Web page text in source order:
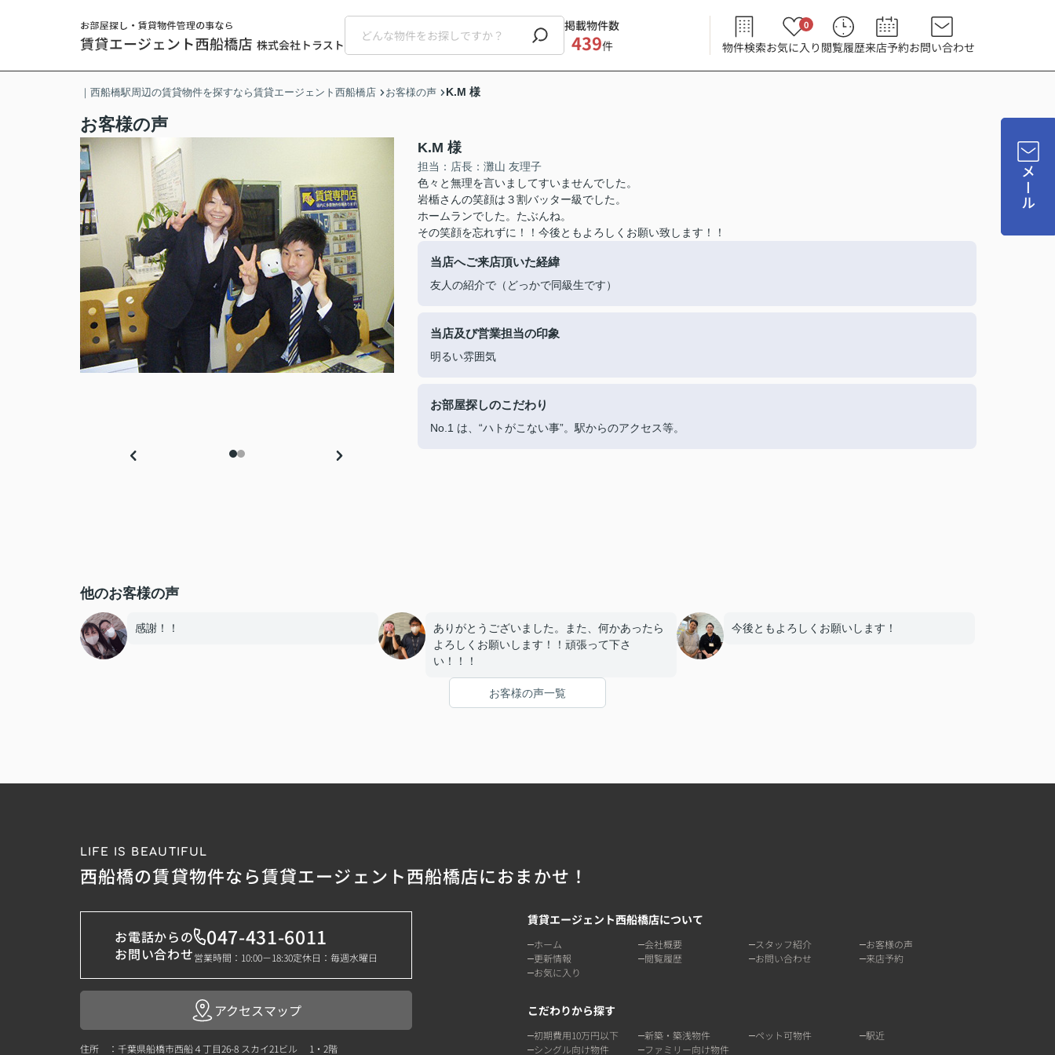
掲載物件数
439件 物件検索お気に入り
0
閲覧履歴来店予約お問い合わせ
メール
｜西船橋駅周辺の賃貸物件を探すなら賃貸エージェント西船橋店 お客様の声 K.M 様
お客様の声
K.M 様
担当：店長：灘山 友理子
色々と無理を言いましてすいませんでした。
岩楯さんの笑顔は３割バッター級でした。
ホームランでした。たぶんね。
その笑顔を忘れずに！！今後ともよろしくお願い致します！！
当店へご来店頂いた経緯
友人の紹介で（どっかで同級生です）
当店及び営業担当の印象
明るい雰囲気
お部屋探しのこだわり
No.1 は、“ハトがこない事”。駅からのアクセス等。
他のお客様の声
感謝！！
ありがとうございました。また、何かあったら
よろしくお願いします！！頑張って下さ
い！！！
今後ともよろしくお願いします！
お客様の声一覧
LIFE IS BEAUTIFUL
西船橋の賃貸物件なら賃貸エージェント西船橋店におまかせ！
お電話からの
お問い合わせ
047-431-6011
営業時間：10:00－18:30定休日：毎週水曜日
アクセスマップ
住所 ：千葉県船橋市西船４丁目26-8 スカイ21ビル 1・2階
賃貸エージェント西船橋店について
ホーム 会社概要 スタッフ紹介
お客様の声
更新情報
閲覧履歴 お問い合わせ
来店予約
お気に入り
こだわりから探す
初期費用10万円以下 新築・築浅物件 ペット可物件
駅近
シングル向け物件
ファミリー向け物件